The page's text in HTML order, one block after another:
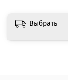
Выбрать